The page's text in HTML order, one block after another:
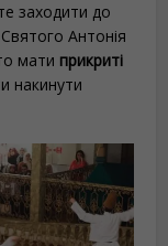
заходити до
Антонія
мати прикриті
накинути